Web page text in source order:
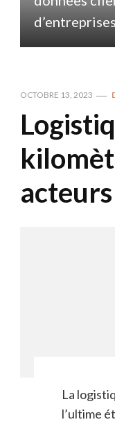
d’entreprises
OCTOBRE 13, 2023
La
l’ultime